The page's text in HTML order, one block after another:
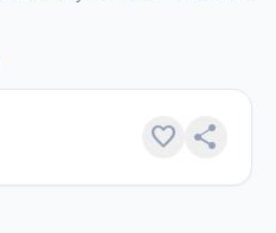
favorite share